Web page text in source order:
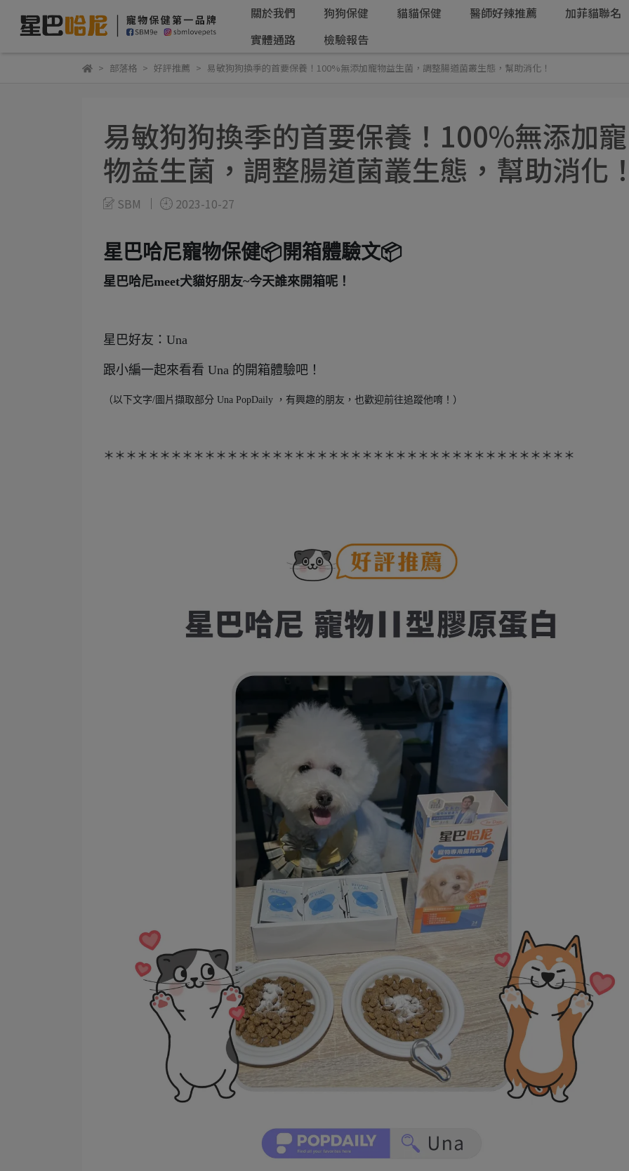
關於我們 狗狗保健 貓貓保健 醫師好辣推薦
加菲貓聯名
實體通路
檢驗報告
部落格 好評推薦 易敏狗狗換季的首要保養！100%無添加寵物益生菌，調整腸道菌叢生態，幫助消化！
易敏狗狗換季的首要保養！100%無添加寵
物益生菌，調整腸道菌叢生態，幫助消化
SBM 2023-10-27
星巴哈尼寵物保健📦開箱體驗文📦
星巴哈尼meet犬貓好朋友~今天誰來開箱呢！
星巴好友：Una
跟小編一起來看看 Una 的開箱體驗吧！
（以下文字/圖片擷取部分 Una PopDaily ，有興趣的朋友，也歡迎前往追蹤他唷！）
＊＊＊＊＊＊＊＊＊＊＊＊＊＊＊＊＊＊＊＊＊＊＊＊＊＊＊＊＊＊＊＊＊＊＊＊＊＊＊＊＊＊